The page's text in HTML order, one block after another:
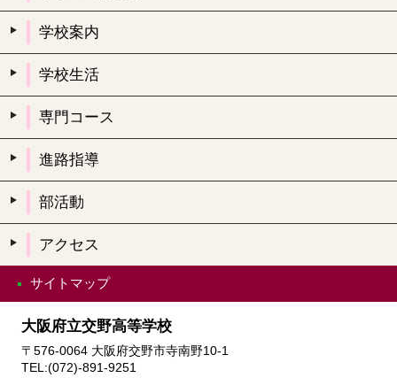
学校案内
学校生活
専門コース
進路指導
部活動
アクセス
サイトマップ
大阪府立交野高等学校
〒576-0064 大阪府交野市寺南野10-1
TEL:(072)-891-9251